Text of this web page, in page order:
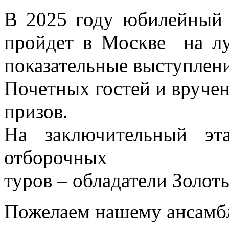
В 2025 году юбилейный
пройдет в Москве на
показательные
Почетных гостей и
призов.
На заключительный
отборочных
туров – обладатели
Пожелаем нашему